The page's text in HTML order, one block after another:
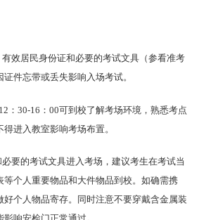
效居民身份证和必要的考试文具（参看准考
件忘带或丢失影响入场考试。
：30-16：00可到校了解考场环境，熟悉考点
进入教室影响考场布置。
要的考试文具进入考场，建议考生在考试当
等个人重要物品和大件物品到校。如确需携
个人物品寄存。同时注意不要穿戴含金属装